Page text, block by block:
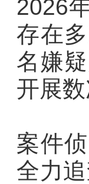
2026
存在
名嫌
开展
案件
全力